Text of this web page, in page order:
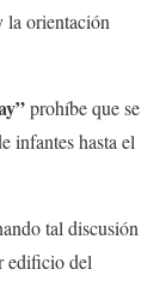
la orientación
prohíbe que se
infantes hasta el
tal discusión
edificio del